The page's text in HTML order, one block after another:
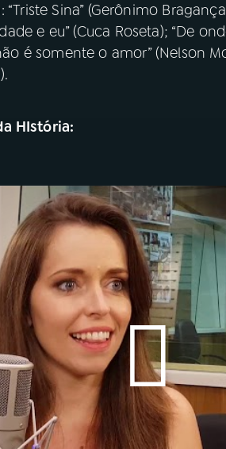
“Triste Sina” (Gerônimo
e eu” (Cuca Roseta); “De
é somente o amor” (Nelson
HIstória: